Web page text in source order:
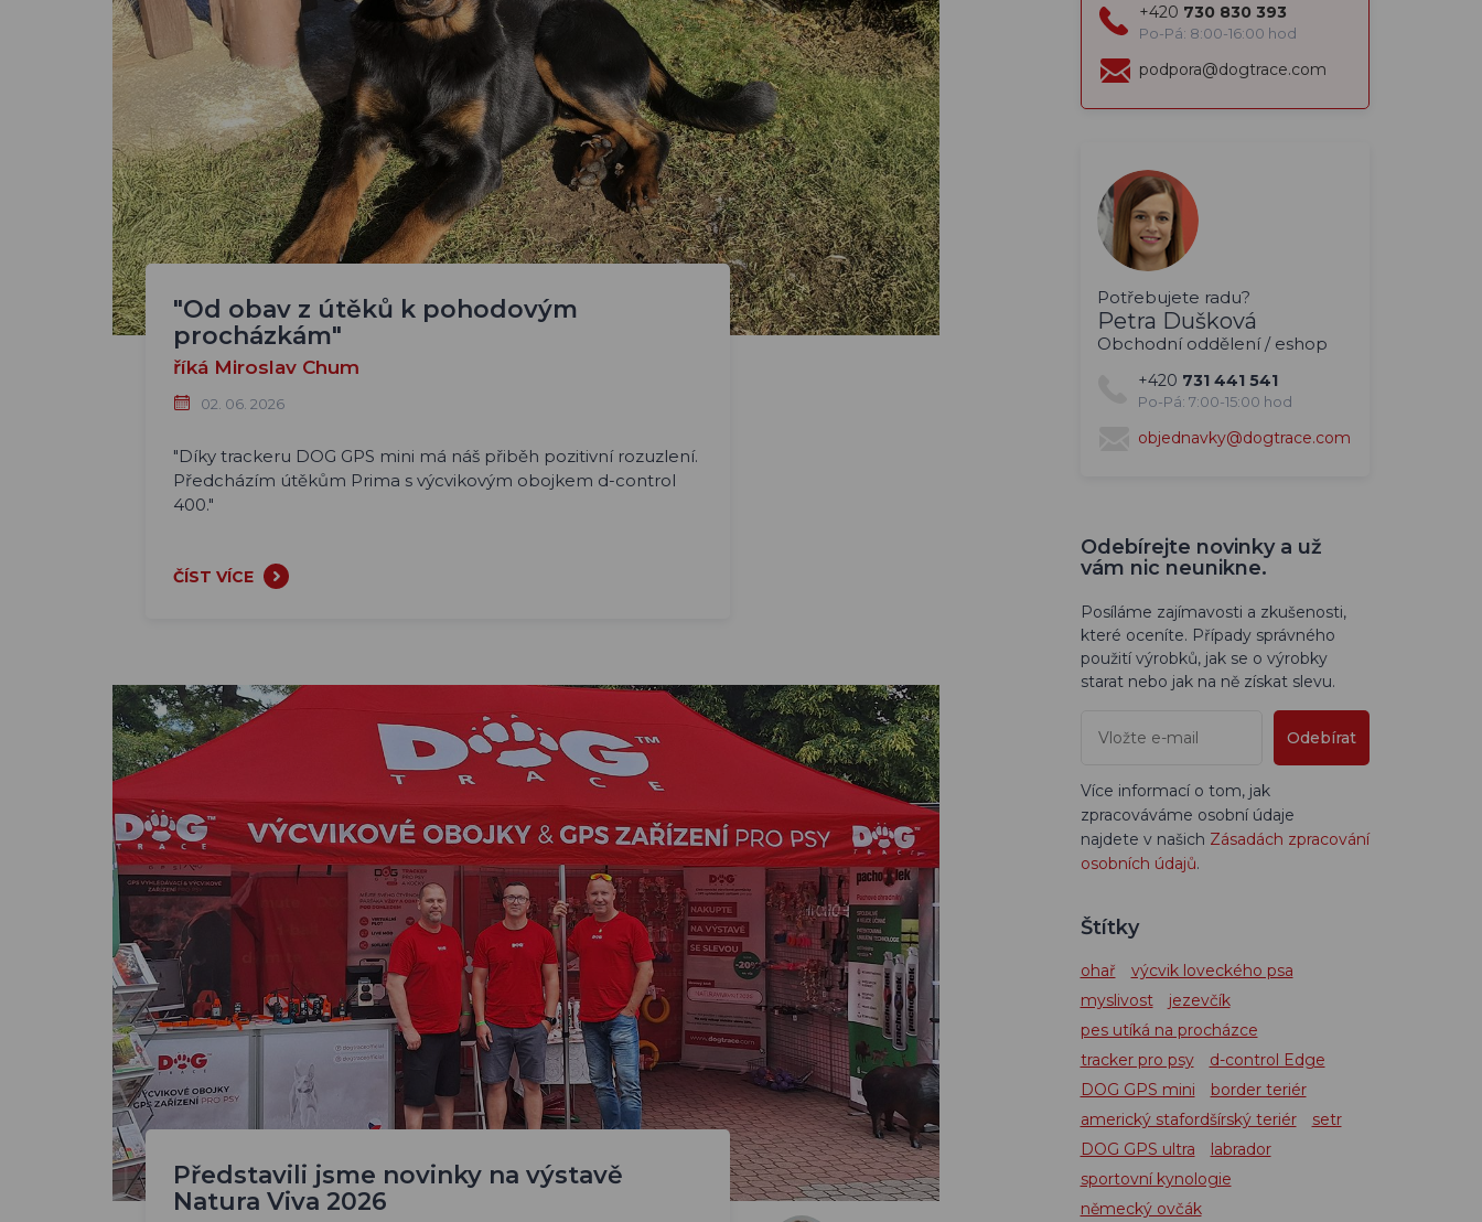
"Od obav z útěků k pohodovým
procházkám"
říká Miroslav Chum
02. 06. 2026
"Díky trackeru DOG GPS mini má náš přiběh pozitivní rozuzlení.
Předcházím útěkům Prima s výcvikovým obojkem d-control
400."
ČÍST VÍCE
Představili jsme novinky na výstavě
Natura Viva 2026
+420 730 830 393
Po-Pá: 8:00-16:00 hod
podpora@dogtrace.com
Potřebujete radu?
Petra Dušková
Obchodní oddělení / eshop
+420 731 441 541
Po-Pá: 7:00-15:00 hod
objednavky@dogtrace.com
Odebírejte novinky a už
vám nic neunikne.
Posíláme zajímavosti a zkušenosti,
které oceníte. Případy správného
použití výrobků, jak se o výrobky
starat nebo jak na ně získat slevu.
Odebírat
Více informací o tom, jak
zpracováváme osobní údaje
najdete v našich Zásadách zpracování
osobních údajů.
Štítky
ohař
výcvik loveckého psa
myslivost
jezevčík
pes utíká na procházce
tracker pro psy
d-control Edge
DOG GPS mini
border teriér
americký stafordšírský teriér
setr
DOG GPS ultra
labrador
sportovní kynologie
německý ovčák